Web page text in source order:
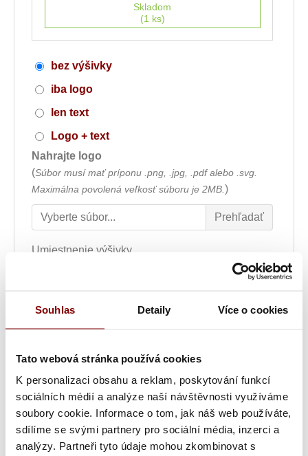
Souhlas Detaily Více o cookies
Tato webová stránka používá cookies
K personalizaci obsahu a reklam, poskytování funkcí
sociálních médií a analýze naší návštěvnosti využíváme
soubory cookie. Informace o tom, jak náš web používáte,
sdílíme se svými partnery pro sociální média, inzerci a
analýzy. Partneři tyto údaje mohou zkombinovat s
Skladom
(1 ks)
bez výšivky
iba logo
len text
Logo + text
Nahrajte logo
(Súbor musí mať príponu .png, .jpg, .pdf alebo .svg.
Maximálna povolená veľkosť súboru je 2MB. )
Umiestnenie výšivky
Farba textu
Šírka nápisu alebo loga